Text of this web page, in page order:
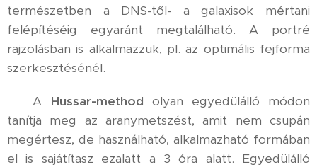
természetben a DNS-től- a galaxisok mértani
felépítéséig egyaránt megtalálható. A portré
rajzolásban is alkalmazzuk, pl. az optimális fejforma
szerkesztésénél.
A Hussar-method olyan egyedülálló módon
tanítja meg az aranymetszést, amit nem csupán
megértesz, de használható, alkalmazható formában
el is sajátítasz ezalatt a 3 óra alatt. Egyedülálló